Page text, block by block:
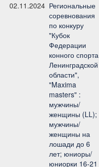
02.11.2024 Региональные
соревнования
по конкуру
"Кубок
Федерации
конного спорта
Ленинградской
области",
"Maxima
masters" :
мужчины/
женщины (LL);
мужчины/
женщины на
лошади до 6
лет; юниоры/
юниорки 16-21